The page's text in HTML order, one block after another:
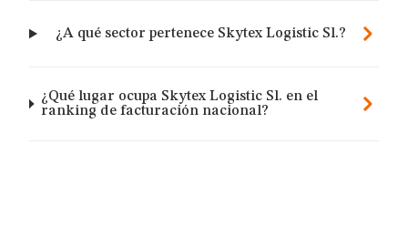
¿A qué sector pertenece Skytex Logistic Sl.?
¿Qué lugar ocupa Skytex Logistic Sl. en el
ranking de facturación nacional?